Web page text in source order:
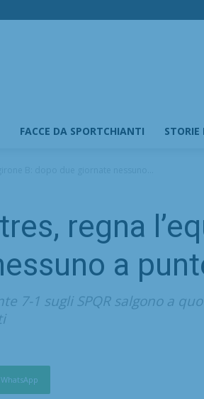
FACCE DA SPORTCHIANTI
regna
a
7-1 sugli SPQR salgono a
WhatsApp